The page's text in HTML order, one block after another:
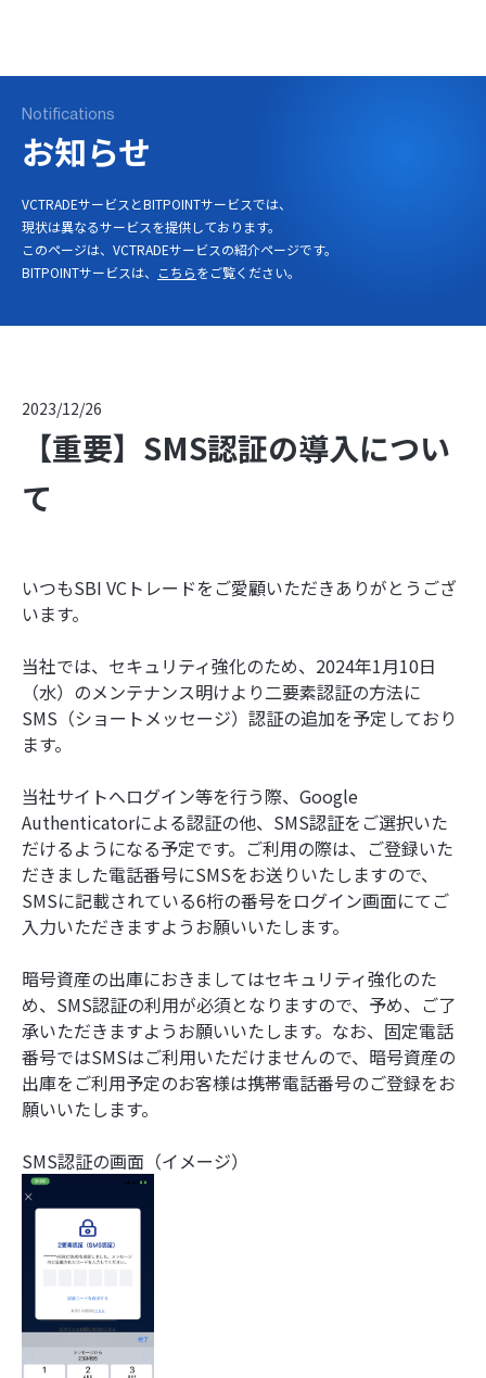
Notifications
お知らせ
VCTRADEサービスとBITPOINTサービスでは、
現状は異なるサービスを提供しております。
このページは、VCTRADEサービスの紹介ページです。
BITPOINTサービスは、
こちらをご覧ください。
2023/12/26
【重要】SMS認証の導入につい
て
いつもSBI VCトレードをご愛顧いただきありがとうござ
います。
当社では、セキュリティ強化のため、2024年1月10日
（水）のメンテナンス明けより二要素認証の方法に
SMS（ショートメッセージ）認証の追加を予定しており
ます。
当社サイトへログイン等を行う際、Google
Authenticatorによる認証の他、SMS認証をご選択いた
だけるようになる予定です。ご利用の際は、ご登録いた
だきました電話番号にSMSをお送りいたしますので、
SMSに記載されている6桁の番号をログイン画面にてご
入力いただきますようお願いいたします。
暗号資産の出庫におきましてはセキュリティ強化のた
め、SMS認証の利用が必須となりますので、予め、ご了
承いただきますようお願いいたします。なお、固定電話
番号ではSMSはご利用いただけませんので、暗号資産の
出庫をご利用予定のお客様は携帯電話番号のご登録をお
願いいたします。
SMS認証の画面（イメージ）